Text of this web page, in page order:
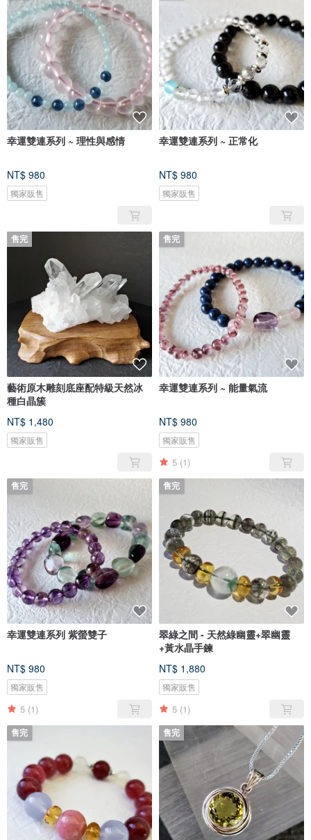
幸運雙連系列 ~ 理性與感情
NT$ 980
獨家販售
幸運雙連系列 ~ 正常化
NT$ 980
獨家販售
售完
藝術原木雕刻底座配特級天然冰
種白晶簇
NT$ 1,480
獨家販售
售完
幸運雙連系列 ~ 能量氣流
NT$ 980
獨家販售
5 (1)
售完
幸運雙連系列 紫螢雙子
NT$ 980
獨家販售
5 (1)
售完
翠綠之間 - 天然綠幽靈+翠幽靈
+黃水晶手鍊
NT$ 1,880
獨家販售
5 (1)
售完 售完